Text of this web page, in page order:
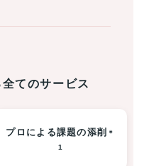
てのサービス
プロによる課題の添削 ＊
1